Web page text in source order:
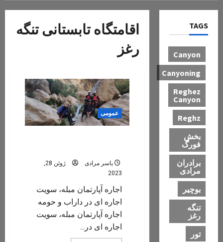
اقامتگاه تابستانی تنگه
رغز
عمومی
یاسر مرادی
ژوئن 28,
2023
اجاره آپارتمان مبله، سویت
اجاره ای در داراب و حومه
اجاره آپارتمان مبله، سویت
اجاره ای در...
TAGS
Canyon
Canyoning
Reghez
Canyon
Reghz
بخش
فورگ
برادران
مرادی
بوچیر
تنگه
رغز
تور